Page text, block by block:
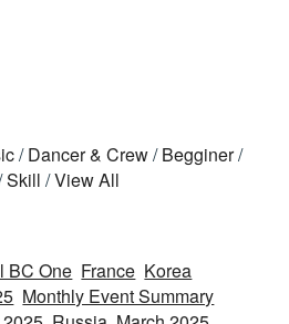
/ Dancer & Crew/ Begginer/
Skill /View All
BC One France Korea
Monthly Event Summary